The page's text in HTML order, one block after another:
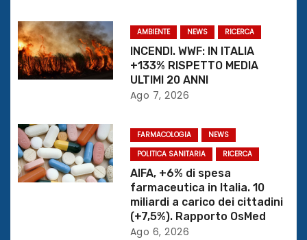
e
a
r
i
c
o
AMBIENTE NEWS RICERCA
INCENDI. WWF: IN ITALIA
+133% RISPETTO MEDIA
ULTIMI 20 ANNI
Ago 7, 2026
FARMACOLOGIA
NEWS
POLITICA SANITARIA
RICERCA
AIFA, +6% di spesa
farmaceutica in Italia. 10
miliardi a carico dei cittadini
(+7,5%). Rapporto OsMed
Ago 6, 2026